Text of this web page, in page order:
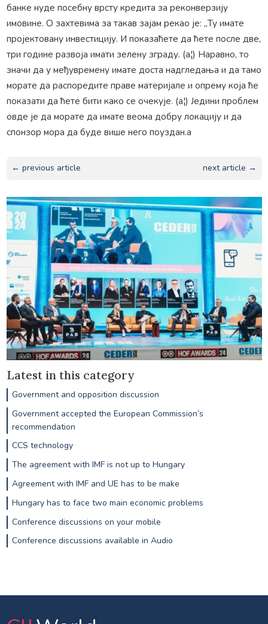
банке нуде посебну врсту кредита за реконверзију
имовине. О захтевима за такав зајам рекао је: „Ту имате
пројектовану инвестицију. И показаћете да ћете после две,
три године развоја имати зелену зграду. (а¦) Наравно, то
значи да у међувремену имате доста надгледања и да тамо
морате да распоредите праве материјале и опрему која ће
показати да ћете бити како се очекује. (а¦) Једини проблем
овде је да морате да имате веома добру локацију и да
спонзор мора да буде више него поуздан.а
← previous article next article →
Latest in this category
Government and opposition discussion
Government accepted the European Commission’s
recommendation
CCS technology
The agreement with IMF is not up to Hungary
Agreement with IMF and UE has to be make
Hungary has to face two main economic problems
Conference discussions on your mobile
Conference discussions available in Audio